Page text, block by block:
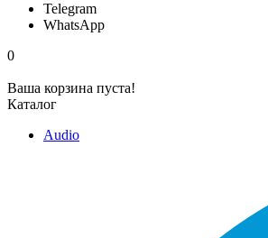
Telegram
WhatsApp
0
Ваша корзина пуста!
Каталог
Audio